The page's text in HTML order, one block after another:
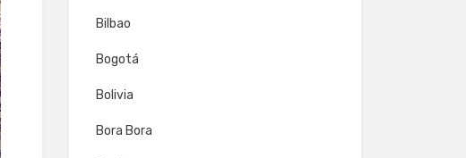
Bilbao
Bogotá
Bolivia
Bora Bora